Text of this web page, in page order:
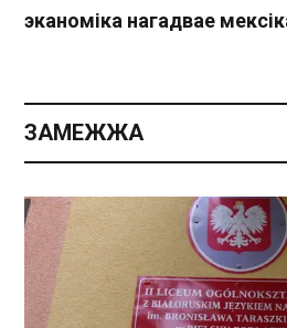
эканоміка нагадвае
ЗАМЕЖЖА